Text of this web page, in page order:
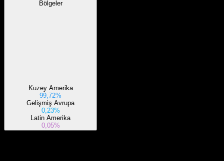
Bölgeler
Kuzey Amerika
99,72%
Gelişmiş Avrupa
0,23%
Latin Amerika
0,05%